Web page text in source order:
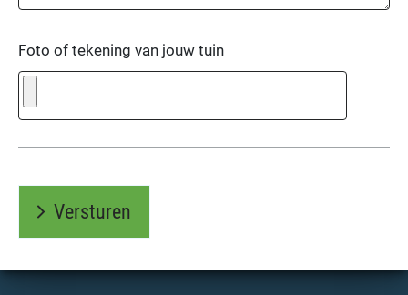
Foto of tekening van jouw tuin
Versturen